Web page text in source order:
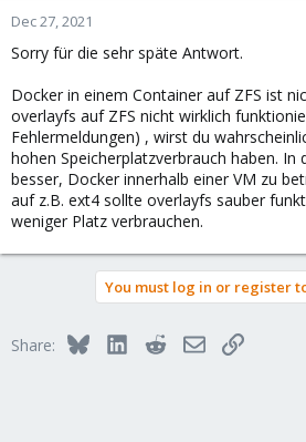
Dec 27, 2021
Sorry für die sehr späte Antwort.
Docker in einem Container auf ZFS ist
overlayfs auf ZFS nicht wirklich
Fehlermeldungen) , wirst du
hohen Speicherplatzverbrauch haben. In
besser, Docker innerhalb einer VM zu
auf z.B. ext4 sollte overlayfs sauber
weniger Platz verbrauchen.
You must log in or register
Share: BlueskyLinkedInRedditEmailLink